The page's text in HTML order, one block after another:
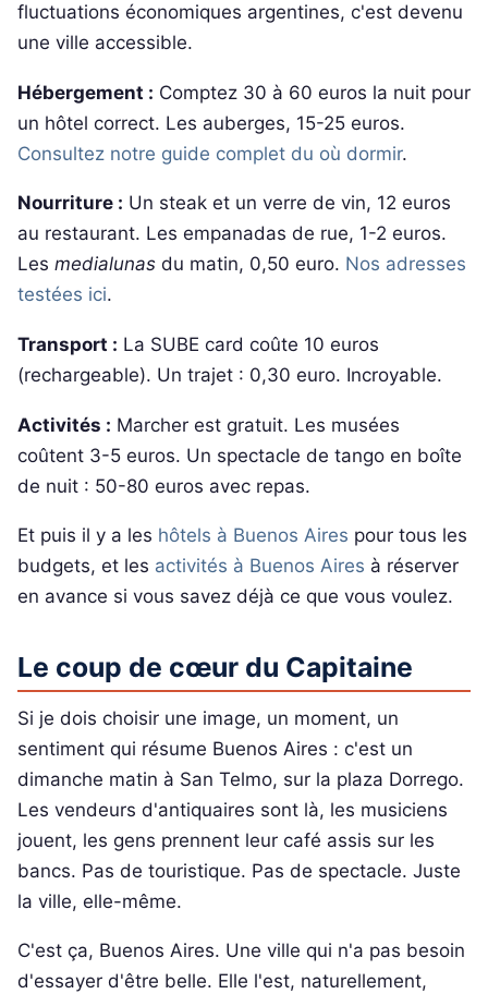
fluctuations économiques argentines, c'est devenu
une ville accessible.
Hébergement : Comptez 30 à 60 euros la nuit pour
un hôtel correct. Les auberges, 15-25 euros.
Consultez notre guide complet du où dormir.
Nourriture : Un steak et un verre de vin, 12 euros
au restaurant. Les empanadas de rue, 1-2 euros.
Les medialunas du matin, 0,50 euro. Nos adresses
testées ici.
Transport : La SUBE card coûte 10 euros
(rechargeable). Un trajet : 0,30 euro. Incroyable.
Activités : Marcher est gratuit. Les musées
coûtent 3-5 euros. Un spectacle de tango en boîte
de nuit : 50-80 euros avec repas.
Et puis il y a les hôtels à Buenos Aires pour tous les
budgets, et les activités à Buenos Aires à réserver
en avance si vous savez déjà ce que vous voulez.
Le coup de cœur du Capitaine
Si je dois choisir une image, un moment, un
sentiment qui résume Buenos Aires : c'est un
dimanche matin à San Telmo, sur la plaza Dorrego.
Les vendeurs d'antiquaires sont là, les musiciens
jouent, les gens prennent leur café assis sur les
bancs. Pas de touristique. Pas de spectacle. Juste
la ville, elle-même.
C'est ça, Buenos Aires. Une ville qui n'a pas besoin
d'essayer d'être belle. Elle l'est, naturellement,